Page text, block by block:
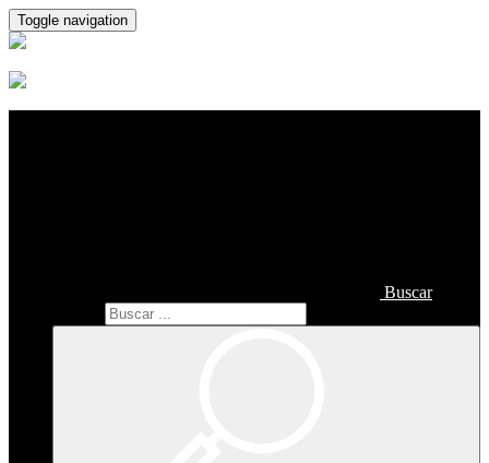
Toggle navigation
Buscar